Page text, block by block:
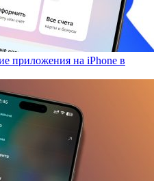
приложения на iPhone в